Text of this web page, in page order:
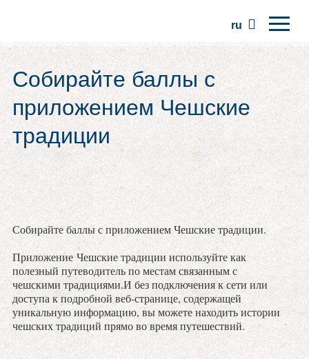
ru
Регионы
Традиции
Экскурсии
Собирайте баллы с
приложением Чешские
традиции
Собирайте баллы с приложением Чешские традиции.
Приложение Чешские традиции используйте как
полезный путеводитель по местам связанным с
чешскими традициями.И без подключения к сети или
доступа к подробной веб-странице, содержащей
уникальную информацию, вы можете находить истории
чешских традиций прямо во время путешествий.